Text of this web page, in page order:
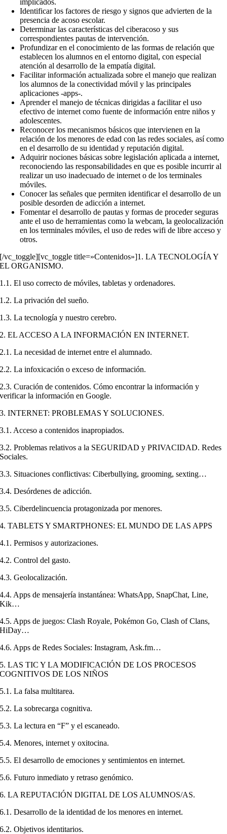
Identificar los factores de riesgo y signos que advierten de la
presencia de acoso escolar.
Determinar las características del ciberacoso y sus
correspondientes pautas de intervención.
Profundizar en el conocimiento de las formas de relación que
establecen los alumnos en el entorno digital, con especial
atención al desarrollo de la empatía digital.
Facilitar información actualizada sobre el manejo que realizan
los alumnos de la conectividad móvil y las principales
aplicaciones -apps-.
Aprender el manejo de técnicas dirigidas a facilitar el uso
efectivo de internet como fuente de información entre niños y
adolescentes.
Reconocer los mecanismos básicos que intervienen en la
relación de los menores de edad con las redes sociales, así como
en el desarrollo de su identidad y reputación digital.
Adquirir nociones básicas sobre legislación aplicada a internet,
reconociendo las responsabilidades en que es posible incurrir al
realizar un uso inadecuado de internet o de los terminales
móviles.
Conocer las señales que permiten identificar el desarrollo de un
posible desorden de adicción a internet.
Fomentar el desarrollo de pautas y formas de proceder seguras
ante el uso de herramientas como la webcam, la geolocalización
en los terminales móviles, el uso de redes wifi de libre acceso y
otros.
[/vc_toggle][vc_toggle title=»Contenidos»]1. LA TECNOLOGÍA Y
EL ORGANISMO.
1.1. El uso correcto de móviles, tabletas y ordenadores.
1.2. La privación del sueño.
1.3. La tecnología y nuestro cerebro.
2. EL ACCESO A LA INFORMACIÓN EN INTERNET.
2.1. La necesidad de internet entre el alumnado.
2.2. La infoxicación o exceso de información.
2.3. Curación de contenidos. Cómo encontrar la información y
verificar la información en Google.
3. INTERNET: PROBLEMAS Y SOLUCIONES.
3.1. Acceso a contenidos inapropiados.
3.2. Problemas relativos a la SEGURIDAD y PRIVACIDAD. Redes
Sociales.
3.3. Situaciones conflictivas: Ciberbullying, grooming, sexting…
3.4. Desórdenes de adicción.
3.5. Ciberdelincuencia protagonizada por menores.
4. TABLETS Y SMARTPHONES: EL MUNDO DE LAS APPS
4.1. Permisos y autorizaciones.
4.2. Control del gasto.
4.3. Geolocalización.
4.4. Apps de mensajería instantánea: WhatsApp, SnapChat, Line,
Kik…
4.5. Apps de juegos: Clash Royale, Pokémon Go, Clash of Clans,
HiDay…
4.6. Apps de Redes Sociales: Instagram, Ask.fm…
5. LAS TIC Y LA MODIFICACIÓN DE LOS PROCESOS
COGNITIVOS DE LOS NIÑOS
5.1. La falsa multitarea.
5.2. La sobrecarga cognitiva.
5.3. La lectura en “F” y el escaneado.
5.4. Menores, internet y oxitocina.
5.5. El desarrollo de emociones y sentimientos en internet.
5.6. Futuro inmediato y retraso genómico.
6. LA REPUTACIÓN DIGITAL DE LOS ALUMNOS/AS.
6.1. Desarrollo de la identidad de los menores en internet.
6.2. Objetivos identitarios.